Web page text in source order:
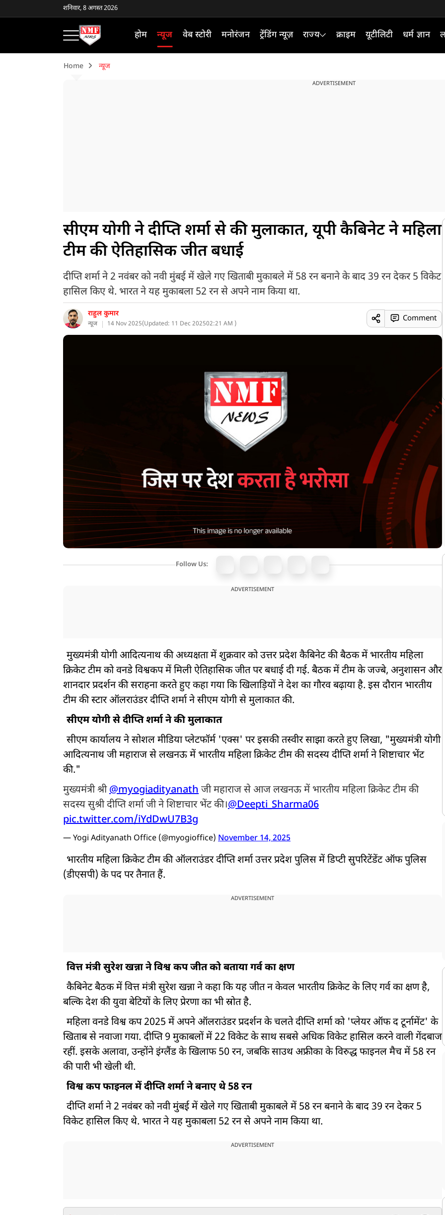
शनिवार, 8 अगस्त 2026
होम न्यूज वेब स्टोरी मनोरंजन ट्रेंडिंग न्यूज़ राज्य क्राइम यूटीलिटी धर्म ज्ञान
Home न्यूज
ADVERTISEMENT
सीएम योगी ने दीप्ति शर्मा से की मुलाकात, यूपी कैबिनेट ने महिला
टीम की ऐतिहासिक जीत बधाई
दीप्ति शर्मा ने 2 नवंबर को नवी मुंबई में खेले गए खिताबी मुकाबले में 58 रन बनाने के बाद 39 रन देकर 5 विकेट
हासिल किए थे. भारत ने यह मुकाबला 52 रन से अपने नाम किया था.
राहुल कुमार
न्यूज 14 Nov 2025(Updated: 11 Dec 202502:21 AM )
Comment
Follow Us:
ADVERTISEMENT
मुख्यमंत्री योगी आदित्यनाथ की अध्यक्षता में शुक्रवार को उत्तर प्रदेश कैबिनेट की बैठक में भारतीय महिला
क्रिकेट टीम को वनडे विश्वकप में मिली ऐतिहासिक जीत पर बधाई दी गई. बैठक में टीम के जज्बे, अनुशासन और
शानदार प्रदर्शन की सराहना करते हुए कहा गया कि खिलाड़ियों ने देश का गौरव बढ़ाया है. इस दौरान भारतीय
टीम की स्टार ऑलराउंडर दीप्ति शर्मा ने सीएम योगी से मुलाकात की.
सीएम योगी से दीप्ति शर्मा ने की मुलाकात
सीएम कार्यालय ने सोशल मीडिया प्लेटफॉर्म 'एक्स' पर इसकी तस्वीर साझा करते हुए लिखा, "मुख्यमंत्री योगी
आदित्यनाथ जी महाराज से लखनऊ में भारतीय महिला क्रिकेट टीम की सदस्य दीप्ति शर्मा ने शिष्टाचार भेंट
की."
मुख्यमंत्री श्री@myogiadityanathजी महाराज से आज लखनऊ में भारतीय महिला क्रिकेट टीम की
सदस्य सुश्री दीप्ति शर्मा जी ने शिष्टाचार भेंट की।@Deepti_Sharma06
pic.twitter.com/iYdDwU7B3g
— Yogi Adityanath Office (@myogioffice) November 14, 2025
भारतीय महिला क्रिकेट टीम की ऑलराउंडर दीप्ति शर्मा उत्तर प्रदेश पुलिस में डिप्टी सुपरिटेंडेंट ऑफ पुलिस
(डीएसपी) के पद पर तैनात हैं.
ADVERTISEMENT
वित्त मंत्री सुरेश खन्ना ने विश्व कप जीत को बताया गर्व का क्षण
कैबिनेट बैठक में वित्त मंत्री सुरेश खन्ना ने कहा कि यह जीत न केवल भारतीय क्रिकेट के लिए गर्व का क्षण है,
बल्कि देश की युवा बेटियों के लिए प्रेरणा का भी स्रोत है.
महिला वनडे विश्व कप 2025 में अपने ऑलराउंडर प्रदर्शन के चलते दीप्ति शर्मा को 'प्लेयर ऑफ द टूर्नामेंट' के
खिताब से नवाजा गया. दीप्ति 9 मुकाबलों में 22 विकेट के साथ सबसे अधिक विकेट हासिल करने वाली गेंदबाज
रहीं. इसके अलावा, उन्होंने इंग्लैंड के खिलाफ 50 रन, जबकि साउथ अफ्रीका के विरुद्ध फाइनल मैच में 58 रन
की पारी भी खेली थी.
विश्व कप फाइनल में दीप्ति शर्मा ने बनाए थे 58 रन
दीप्ति शर्मा ने 2 नवंबर को नवी मुंबई में खेले गए खिताबी मुकाबले में 58 रन बनाने के बाद 39 रन देकर 5
विकेट हासिल किए थे. भारत ने यह मुकाबला 52 रन से अपने नाम किया था.
ADVERTISEMENT